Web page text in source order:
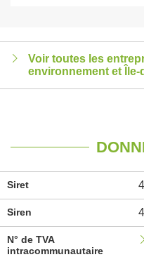
Voir toutes les
environnement et Île-
Siret
Siren
N° de TVA
intracommunautaire